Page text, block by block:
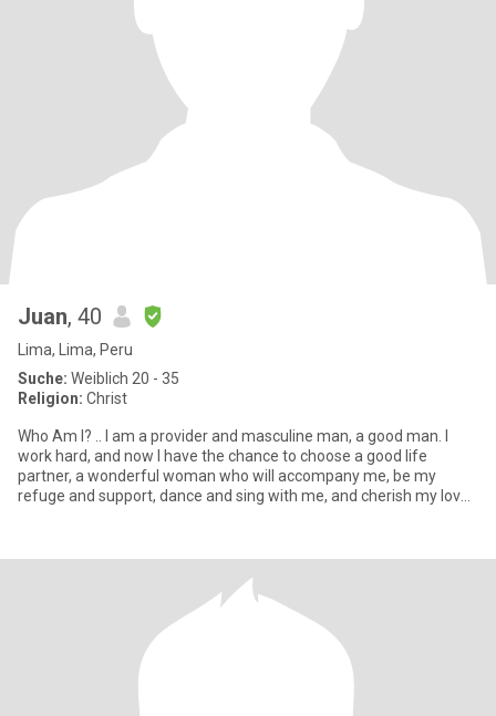
Juan, 40
Lima, Lima, Peru
Suche: Weiblich 20 - 35
Religion: Christ
Who Am I? .. I am a provider and masculine man, a good man. I
work hard, and now I have the chance to choose a good life
partner, a wonderful woman who will accompany me, be my
refuge and support, dance and sing with me, and cherish my love.